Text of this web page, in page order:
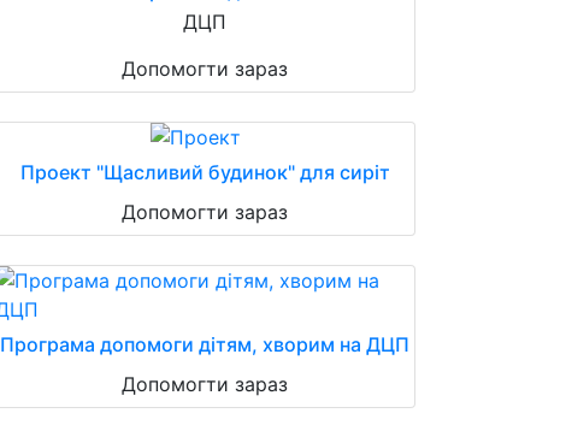
ДЦП
Допомогти зараз
Проект "Щасливий будинок" для сиріт
Допомогти зараз
Програма допомоги дітям, хворим на ДЦП
Допомогти зараз